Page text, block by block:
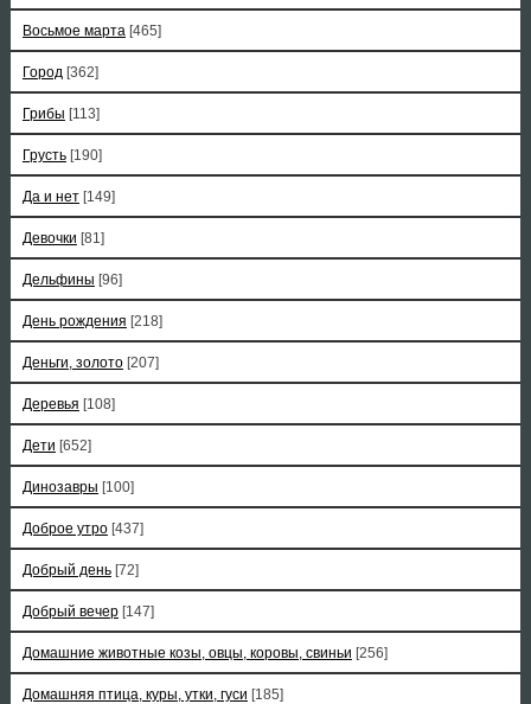
Восьмое марта [465]
Город [362]
Грибы [113]
Грусть [190]
Да и нет [149]
Девочки [81]
Дельфины [96]
День рождения [218]
Деньги, золото [207]
Деревья [108]
Дети [652]
Динозавры [100]
Доброе утро [437]
Добрый день [72]
Добрый вечер [147]
Домашние животные козы, овцы, коровы, свиньи [256]
Домашняя птица, куры, утки, гуси [185]